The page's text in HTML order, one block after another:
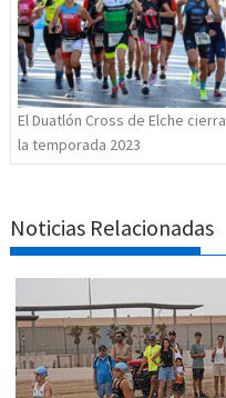
El Duatlón Cross de Elche cierra
la temporada 2023
Noticias Relacionadas